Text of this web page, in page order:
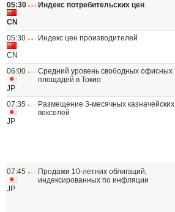
05:30
CN
Индекс потребительских цен
05:30
CN
Индекс цен производителей
06:00
JP
Средний уровень свободных офисных
площадей в Токио
07:35
JP
Размещение 3-месячных казначейских
векселей
07:45
JP
Продажи 10-летних облигаций,
индексированных по инфляции